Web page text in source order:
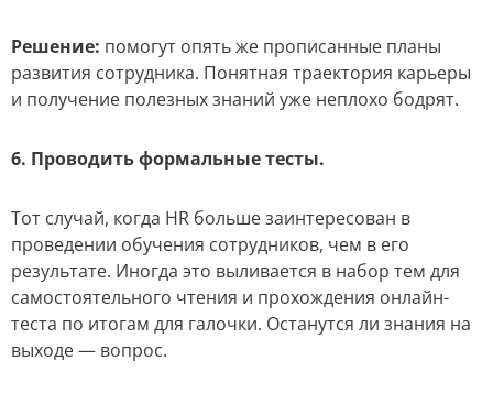
Решение: помогут опять же прописанные планы
развития сотрудника. Понятная траектория карьеры
и получение полезных знаний уже неплохо бодрят.
6. Проводить формальные тесты.
Тот случай, когда HR больше заинтересован в
проведении обучения сотрудников, чем в его
результате. Иногда это выливается в набор тем для
самостоятельного чтения и прохождения онлайн-
теста по итогам для галочки. Останутся ли знания на
выходе — вопрос.